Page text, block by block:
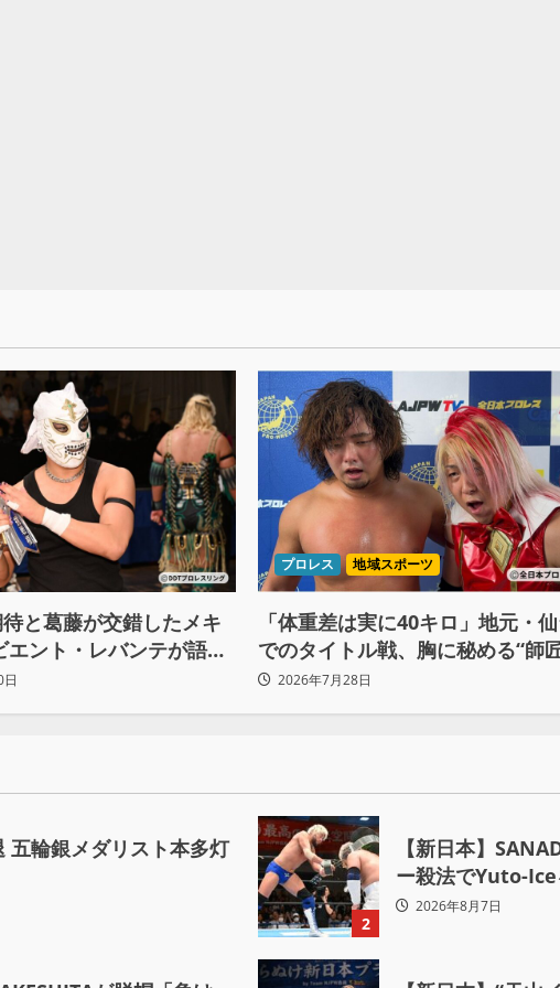
と葛藤が交錯したメキ
エント・レバンテが語る
苦悩「くすぶっている
プロレス 地域スポーツ
「体重差は実に40キロ」地元・
でのタイトル戦、胸に秘める“師
ベルト”への想いと同期決戦への決
2026年7月28日
五輪銀メダリスト本多灯
2
【新日本】
ー殺法でYuto-Ice
2026年8月7日